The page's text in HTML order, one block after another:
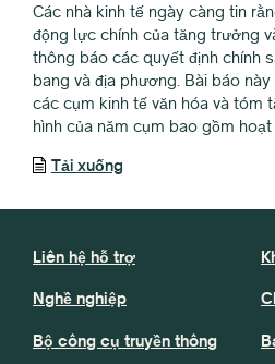
Các nhà kinh tế ngày càng tin
động lực chính của tăng trưởng
thông báo các quyết định chính
bang và địa phương. Bài báo
các cụm kinh tế văn hóa và tóm
hình của năm cụm bao gồm
Tải xuống
Liên hệ hỗ trợ
Nghề nghiệp
Bộ công cụ truyền thông